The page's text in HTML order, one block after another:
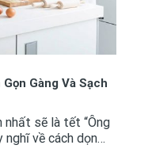
Gàng Và Sạch
nhất sẽ là tết “Ông
nghĩ về cách dọn